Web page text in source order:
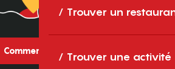
Trouver un
Trouver une activité
Comment venir ?